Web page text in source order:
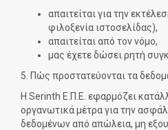
απαιτείται για την
φιλοξενία ιστοσελίδας),
απαιτείται από τον νόμο,
μας έχετε δώσει ρητή
5. Πώς προστατεύονται τα
Η Serinth Ε.Π.Ε. εφαρμόζει
οργανωτικά μέτρα για την
δεδομένων από απώλεια, μη